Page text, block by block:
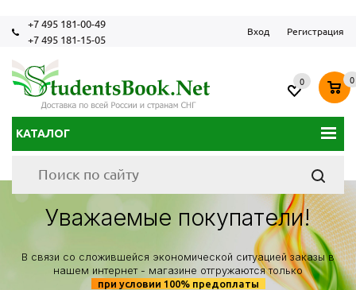
+7 495 181-00-49
+7 495 181-15-05
Вход Регистрация
КАТАЛОГ
0 0
Уважаемые покупатели!
В связи со сложившейся экономической ситуацией заказы в
нашем интернет - магазине отгружаются только
при условии 100% предоплаты